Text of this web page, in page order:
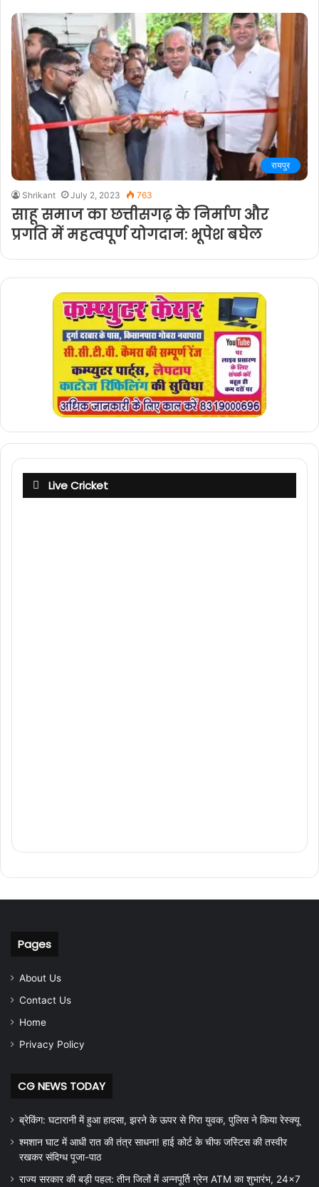
रायपुर
Shrikant July 2, 2023 763
साहू समाज का छत्तीसगढ़ के निर्माण और
प्रगति में महत्वपूर्ण योगदान: भूपेश बघेल
Live Cricket
Pages
About Us
Contact Us
Home
Privacy Policy
CG NEWS TODAY
ब्रेकिंग: घटारानी में हुआ हादसा, झरने के ऊपर से गिरा युवक, पुलिस ने किया रेस्क्यू
श्मशान घाट में आधी रात की तंत्र साधना! हाई कोर्ट के चीफ जस्टिस की तस्वीर
रखकर संदिग्ध पूजा-पाठ
राज्य सरकार की बड़ी पहल: तीन जिलों में अन्नपूर्ति ग्रेन ATM का शुभारंभ, 24×7